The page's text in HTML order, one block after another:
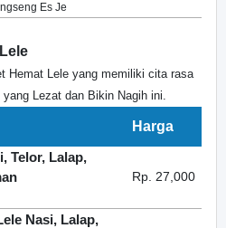
Es Je
Hemat Lele yang memiliki cita rasa
Lezat dan Bikin Nagih ini.
Harga
Telor, Lalap,
Rp. 27,000
Nasi, Lalap,